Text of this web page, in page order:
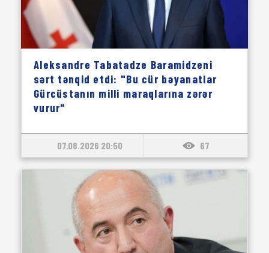
Aleksandre Tabatadze Baramidzeni
sərt tənqid etdi: "Bu cür bəyanatlar
Gürcüstanın milli maraqlarına zərər
vurur"
07.08.2026 20:50 67